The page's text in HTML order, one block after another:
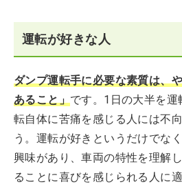
運転が好きな人
ダンプ運転手に必要な素質は、
あること」です。1日の大半を
転自体に苦痛を感じる人には不
う。運転が好きというだけでな
興味があり、車両の特性を理解
ることに喜びを感じられる人に